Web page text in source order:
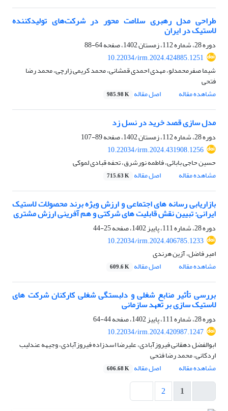
طراحی مدل رهبری سلامت محور در شرکت‌های تولیدکننده
لاستیک در ایران
دوره 28، شماره 112، زمستان 1402، صفحه
64-88
10.22034/irm.2024.424885.1251
شیما صفرمحمدلو، مهدی احمدی قمشانی، محمد کریمی زارچی، محمد رضا
فتحی
مشاهده مقاله
اصل مقاله 985.98 K
مدل سازی قصد خرید در نسل زد
دوره 28، شماره 112، زمستان 1402، صفحه
89-107
10.22034/irm.2024.431908.1256
حسین حاجی بابائی، فاطمه نورشرق، تحفه قبادی لموکی
مشاهده مقاله
اصل مقاله 715.63 K
بازاریابی رسانه های اجتماعی و ارزش ویژه برند محصولات لاستیک
ایرانی: تبیین نقش قابلیت های شرکتی و هم آفرینی ارزش مشتری
دوره 28، شماره 111، پاییز 1402، صفحه
25-44
10.22034/irm.2024.406785.1233
امیر فاضل، آزین هرندی
مشاهده مقاله
اصل مقاله 609.6 K
بررسی تأثیر منابع شغلی و دلبستگی شغلی کارکنان شرکت های
لاستیک سازی بر تعهد سازمانی
دوره 28، شماره 111، پاییز 1402، صفحه
44-64
10.22034/irm.2024.420987.1247
ابوالفضل دهقانی فیروزآبادی، علیرضا اسدزاده فیروزآبادی، وجیهه عندلیب
اردکانی، محمد رضا فتحی
مشاهده مقاله
اصل مقاله 606.68 K
1
2